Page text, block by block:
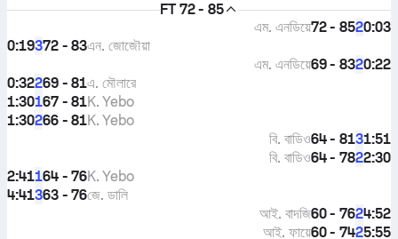
FT 72 - 85
0:03
2
72 - 85
এম. এনডিয়ে
0:19372 - 83এন. জোজৌয়া
0:22
2
69 - 83
এম. এনডিয়ে
0:32269 - 81এ. মৌলারে
1:30167 - 81K. Yebo
1:30266 - 81K. Yebo
1:51
3
64 - 81
বি. বাডিও
2:30
2
64 - 78
বি. বাডিও
2:41164 - 76K. Yebo
4:41363 - 76জে. ডালি
4:52
2
60 - 76
আই. বাদজি
5:55
2
60 - 74
আই. ফায়ে